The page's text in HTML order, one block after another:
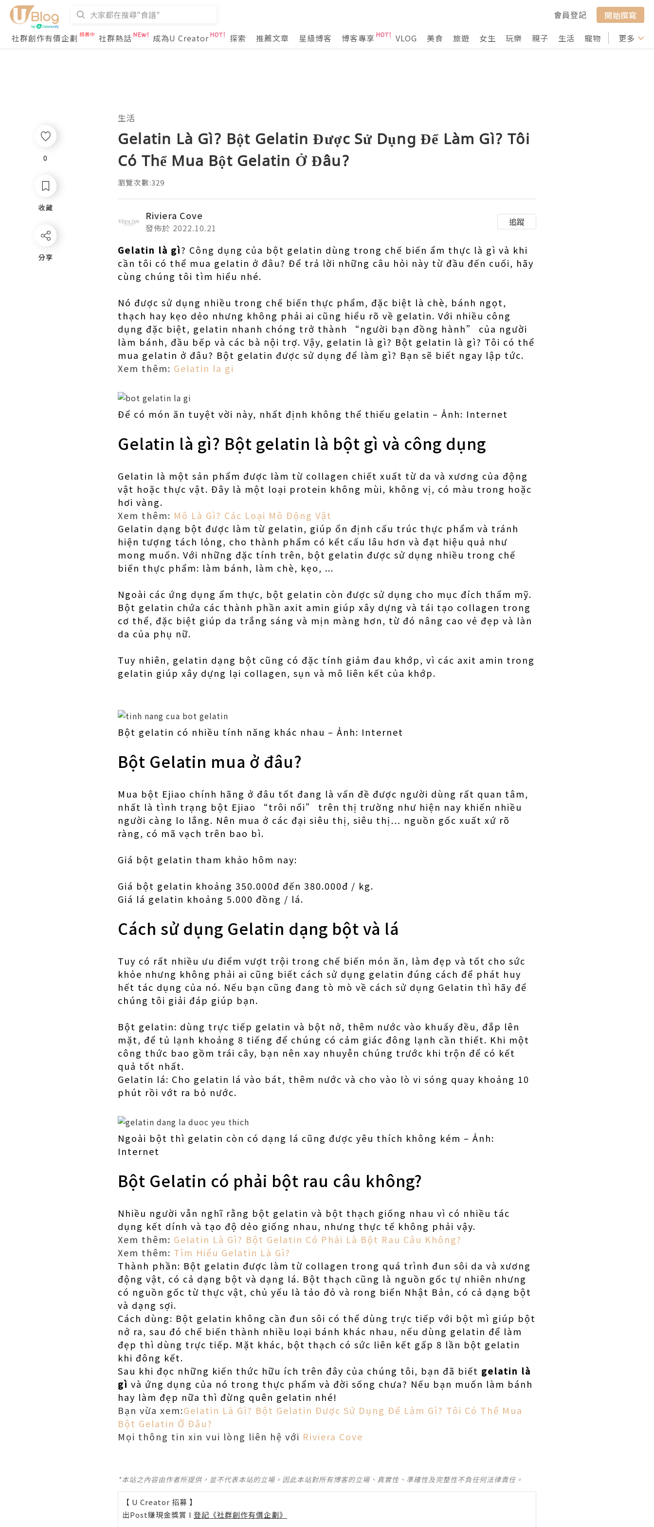
會員登記
開始撰寫
社群創作有價企劃
社群熱話 成為U Creator 探索 推薦文章 星級博客 博客專享 VLOG 美食 旅遊 女生 玩樂 親子 生活 寵物 行山 打卡
更多
0
收藏
分享
生活
Gelatin Là Gì? Bột Gelatin Được Sử Dụng Để Làm Gì? Tôi
Có Thể Mua Bột Gelatin Ở Đâu?
瀏覽次數:329
Riviera Cove
發佈於 2022.10.21
追蹤
Gelatin là gì? Công dụng của bột gelatin dùng trong chế biến ẩm thực là gì và khi
cần tôi có thể mua gelatin ở đâu? Để trả lời những câu hỏi này từ đầu đến cuối, hãy
cùng chúng tôi tìm hiểu nhé.
Nó được sử dụng nhiều trong chế biến thực phẩm, đặc biệt là chè, bánh ngọt,
thạch hay kẹo dẻo nhưng không phải ai cũng hiểu rõ về gelatin. Với nhiều công
dụng đặc biệt, gelatin nhanh chóng trở thành “người bạn đồng hành” của người
làm bánh, đầu bếp và các bà nội trợ. Vậy, gelatin là gì? Bột gelatin là gì? Tôi có thể
mua gelatin ở đâu? Bột gelatin được sử dụng để làm gì? Bạn sẽ biết ngay lập tức.
Xem thêm: Gelatin la gi
Để có món ăn tuyệt vời này, nhất định không thể thiếu gelatin – Ảnh: Internet
Gelatin là gì? Bột gelatin là bột gì và công dụng
Gelatin là một sản phẩm được làm từ collagen chiết xuất từ ​​da và xương của động
vật hoặc thực vật. Đây là một loại protein không mùi, không vị, có màu trong hoặc
hơi vàng.
Xem thêm: Mô Là Gì? Các Loại Mô Động Vật
Gelatin dạng bột được làm từ gelatin, giúp ổn định cấu trúc thực phẩm và tránh
hiện tượng tách lỏng, cho thành phẩm có kết cấu lâu hơn và đạt hiệu quả như
mong muốn. Với những đặc tính trên, bột gelatin được sử dụng nhiều trong chế
biến thực phẩm: làm bánh, làm chè, kẹo, ...
Ngoài các ứng dụng ẩm thực, bột gelatin còn được sử dụng cho mục đích thẩm mỹ.
Bột gelatin chứa các thành phần axit amin giúp xây dựng và tái tạo collagen trong
cơ thể, đặc biệt giúp da trắng sáng và mịn màng hơn, từ đó nâng cao vẻ đẹp và làn
da của phụ nữ.
Tuy nhiên, gelatin dạng bột cũng có đặc tính giảm đau khớp, vì các axit amin trong
gelatin giúp xây dựng lại collagen, sụn và mô liên kết của khớp.
Bột gelatin có nhiều tính năng khác nhau – Ảnh: Internet
Bột Gelatin mua ở đâu?
Mua bột Ejiao chính hãng ở đâu tốt đang là vấn đề được người dùng rất quan tâm,
nhất là tình trạng bột Ejiao “trôi nổi” trên thị trường như hiện nay khiến nhiều
người càng lo lắng. Nên mua ở các đại siêu thị, siêu thị… nguồn gốc xuất xứ rõ
ràng, có mã vạch trên bao bì.
Giá bột gelatin tham khảo hôm nay:
Giá bột gelatin khoảng 350.000đ đến 380.000đ / kg.
Giá lá gelatin khoảng 5.000 đồng / lá.
Cách sử dụng Gelatin dạng bột và lá
Tuy có rất nhiều ưu điểm vượt trội trong chế biến món ăn, làm đẹp và tốt cho sức
khỏe nhưng không phải ai cũng biết cách sử dụng gelatin đúng cách để phát huy
hết tác dụng của nó. Nếu bạn cũng đang tò mò về cách sử dụng Gelatin thì hãy để
chúng tôi giải đáp giúp bạn.
Bột gelatin: dùng trực tiếp gelatin và bột nở, thêm nước vào khuấy đều, đắp lên
mặt, để tủ lạnh khoảng 8 tiếng để chúng có cảm giác đông lạnh cần thiết. Khi một
công thức bao gồm trái cây, bạn nên xay nhuyễn chúng trước khi trộn để có kết
quả tốt nhất.
Gelatin lá: Cho gelatin lá vào bát, thêm nước và cho vào lò vi sóng quay khoảng 10
phút rồi vớt ra bỏ nước.
Ngoài bột thì gelatin còn có dạng lá cũng được yêu thích không kém – Ảnh:
Internet
Bột Gelatin có phải bột rau câu không?
Nhiều người vẫn nghĩ rằng bột gelatin và bột thạch giống nhau vì có nhiều tác
dụng kết dính và tạo độ dẻo giống nhau, nhưng thực tế không phải vậy.
Xem thêm: Gelatin Là Gì? Bột Gelatin Có Phải Là Bột Rau Câu Không?
Xem thêm: Tìm Hiểu Gelatin Là Gì?
Thành phần: Bột gelatin được làm từ collagen trong quá trình đun sôi da và xương
động vật, có cả dạng bột và dạng lá. Bột thạch cũng là nguồn gốc tự nhiên nhưng
có nguồn gốc từ thực vật, chủ yếu là tảo đỏ và rong biển Nhật Bản, có cả dạng bột
và dạng sợi.
Cách dùng: Bột gelatin không cần đun sôi có thể dùng trực tiếp với bột mì giúp bột
nở ra, sau đó chế biến thành nhiều loại bánh khác nhau, nếu dùng gelatin để làm
đẹp thì dùng trực tiếp. Mặt khác, bột thạch có sức liên kết gấp 8 lần bột gelatin
khi đông kết.
Sau khi đọc những kiến ​​thức hữu ích trên đây của chúng tôi, bạn đã biết gelatin là
gì và ứng dụng của nó trong thực phẩm và đời sống chưa? Nếu bạn muốn làm bánh
hay làm đẹp nữa thì đừng quên gelatin nhé!
Bạn vừa xem:Gelatin Là Gì? Bột Gelatin Được Sử Dụng Để Làm Gì? Tôi Có Thể Mua
Bột Gelatin Ở Đâu?
Mọi thông tin xin vui lòng liên hệ với Riviera Cove
*本站之內容由作者所提供，並不代表本站的立場。因此本站對所有博客的立場、真實性、準確性及完整性不負任何法律責任。
【 U Creator 招募 】
出Post賺現金獎賞 l 登記《社群創作有價企劃》
0
收藏
分享